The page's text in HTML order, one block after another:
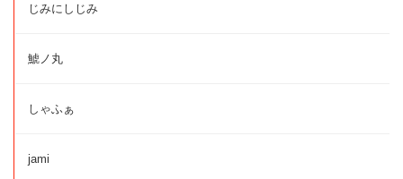
じみにしじみ
鯱ノ丸
しゃふぁ
jami